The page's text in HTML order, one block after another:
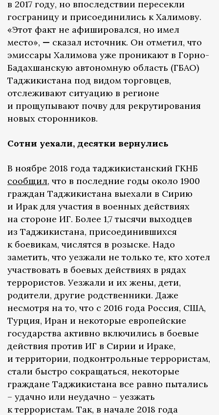
в 2017 году, но впоследствии пересекли
госграницу и присоединились к Халимову.
«Этот факт не афишировался, но имел
место», — сказал источник. Он отметил, что
эмиссары Халимова уже проникают в Горно-
Бадахшанскую автономную область (ГБАО)
Таджикистана под видом торговцев,
отслеживают ситуацию в регионе
и прощупывают почву для рекрутирования
новых сторонников.
Сотни уехали, десятки вернулись
В ноябре 2018 года таджикистанский ГКНБ
сообщил, что в последние годы около 1900
граждан Таджикистана выехали в Сирию
и Ирак для участия в военных действиях
на стороне ИГ. Более 1,7 тысячи выходцев
из Таджикистана, присоединившихся
к боевикам, числятся в розыске. Надо
заметить, что уезжали не только те, кто хотел
участвовать в боевых действиях в рядах
террористов. Уезжали и их жены, дети,
родители, другие родственники. Даже
несмотря на то, что с 2016 года Россия, США,
Турция, Иран и некоторые европейские
государства активно включились в боевые
действия против ИГ в Сирии и Ираке,
и территории, подконтрольные террористам,
стали быстро сокращаться, некоторые
граждане Таджикистана все равно пытались
– удачно или неудачно – уезжать
к террористам. Так, в начале 2018 года